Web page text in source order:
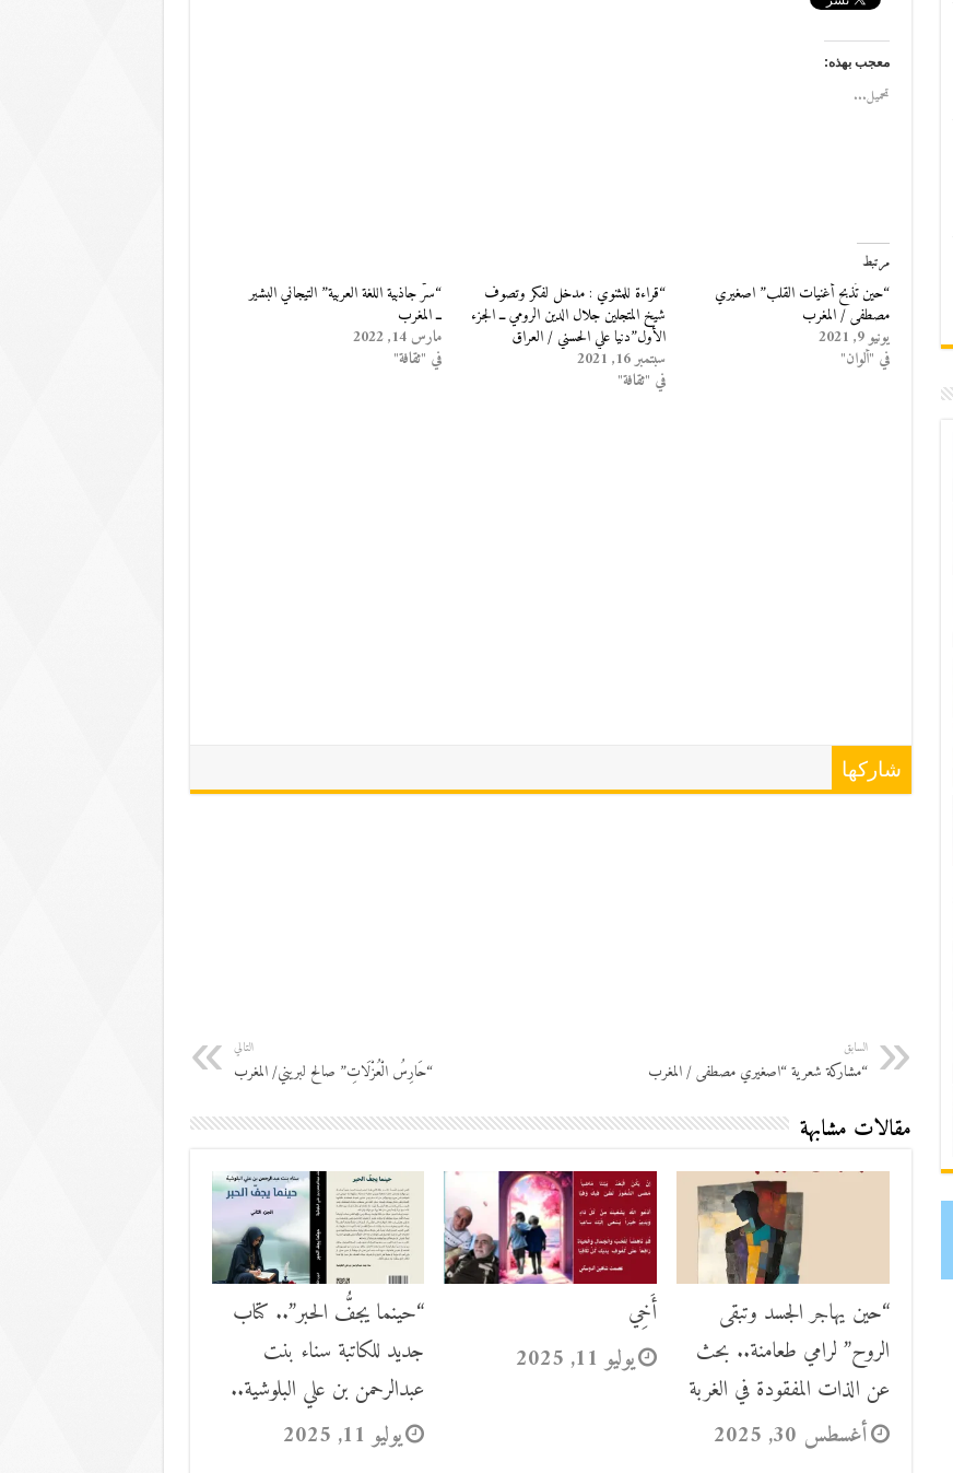
معجب بهذه:
تحميل...
مرتبط
“حين تُذبح أغنيات القلب” اصغيري
مصطفى / المغرب
يونيو 9, 2021
في "ألوان"
“قراءة للمثنوي : مدخل لفكر وتصوف
شيخ المتجلين جلال الدين الرومي ــ الجزء
الأول”دنيا علي الحسني / العراق
سبتمبر 16, 2021
في "ثقافة"
“سرُّ جاذبية اللغة العربية” التيجاني البشير
ــ المغرب
مارس 14, 2022
في "ثقافة"
شاركها
السابق
“مشاركة شعرية “اصغيري مصطفى / المغرب
التالي
“حَارِسُ الْعُزْلَاتِ” صالح لبريني/ المغرب
مقالات مشابهة
“حين يهاجر الجسد وتبقى
الروح” لرامي طعامنة.. بحث
عن الذات المفقودة في الغربة
أغسطس 30, 2025
أَخِي
يوليو 11, 2025
“حينما يجفُّ الحبر”.. كتاب
جديد للكاتبة سناء بنت
عبدالرحمن بن علي البلوشية..
يوليو 11, 2025